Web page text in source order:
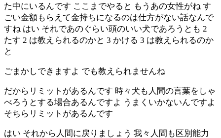
た中にいるんです ここまでやると もうあの女性がね す
ごい金額もらえて金持ちになるのは仕方がない話なんで
すね はい それであのぐらい頭のいい犬であろうとも 2
たす 2 は教えられるのかと 3 かける 3 は教えられるのか
と
ごまかしできますよ でも教えられませんね
だからリミットがあるんです 時々犬も人間の言葉をしゃ
べろうとする場合あるんですよ うまくいかないんですよ
そちらリミットがあるんです
はい それから人間に戻りましょう 我々人間も区別能力